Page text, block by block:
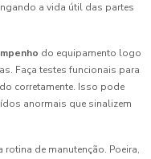
a vida útil das partes
do equipamento logo
Faça testes funcionais para
corretamente. Isso pode
anormais que sinalizem
rotina de manutenção. Poeira,